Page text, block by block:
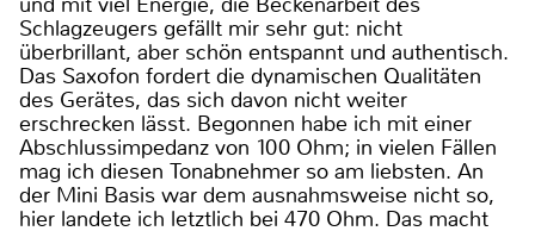
Schlagzeugers gefällt mir sehr gut: nicht
überbrillant, aber schön entspannt und authentisch.
Das Saxofon fordert die dynamischen Qualitäten
des Gerätes, das sich davon nicht weiter
erschrecken lässt. Begonnen habe ich mit einer
Abschlussimpedanz von 100 Ohm; in vielen Fällen
mag ich diesen Tonabnehmer so am liebsten. An
der Mini Basis war dem ausnahmsweise nicht so,
hier landete ich letztlich bei 470 Ohm. Das macht